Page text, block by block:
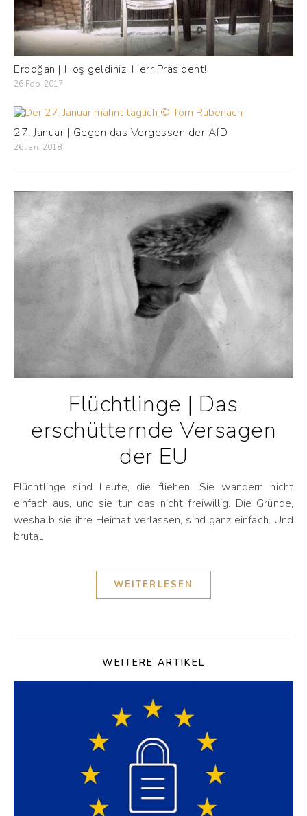
Erdoğan | Hoş geldiniz, Herr Präsident!
26 Feb. 2017
27. Januar | Gegen das Vergessen der AfD
26 Jan. 2018
Flüchtlinge | Das
erschütternde Versagen
der EU
Flüchtlinge sind Leute, die fliehen. Sie wandern nicht
einfach aus, und sie tun das nicht freiwillig. Die Gründe,
weshalb sie ihre Heimat verlassen, sind ganz einfach. Und
brutal.
WEITERLESEN
WEITERE ARTIKEL